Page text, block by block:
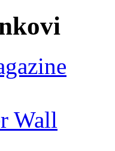
Wall